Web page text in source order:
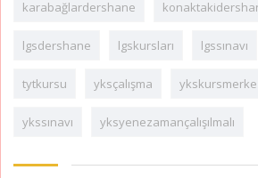
karabağlardershane
lgsdershane lgskursları lgssınavı
tytkursu yksçalışma
ykssınavı yksyenezamançalışılmalı